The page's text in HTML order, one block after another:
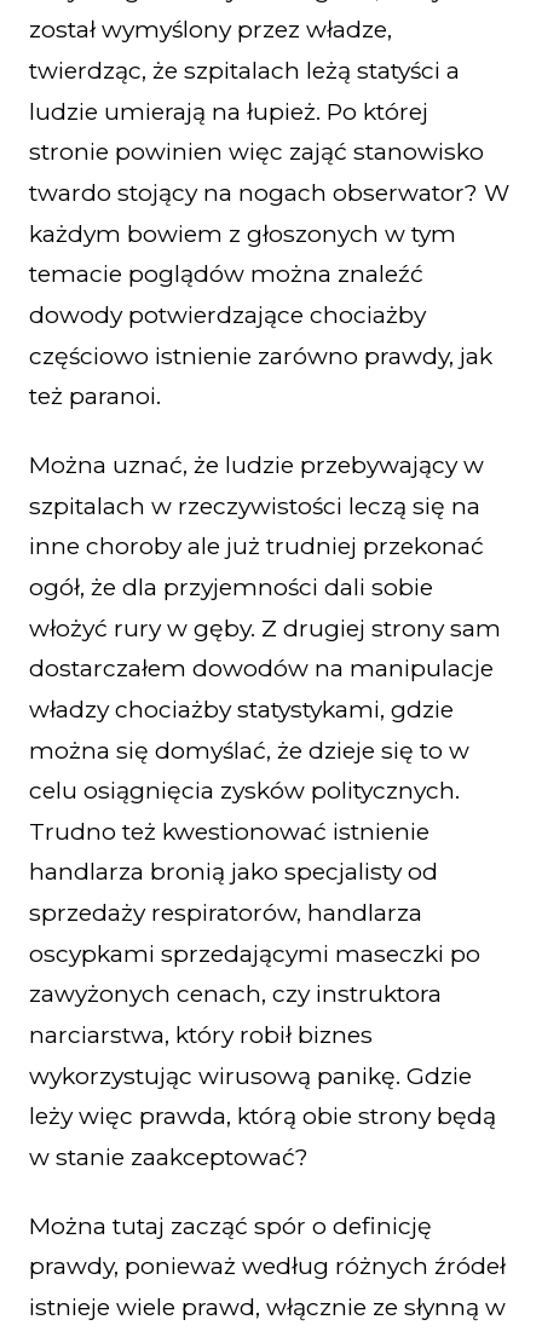
został wymyślony przez władze,
twierdząc, że szpitalach leżą statyści a
ludzie umierają na łupież. Po której
stronie powinien więc zająć stanowisko
twardo stojący na nogach obserwator? W
każdym bowiem z głoszonych w tym
temacie poglądów można znaleźć
dowody potwierdzające chociażby
częściowo istnienie zarówno prawdy, jak
też paranoi.
Można uznać, że ludzie przebywający w
szpitalach w rzeczywistości leczą się na
inne choroby ale już trudniej przekonać
ogół, że dla przyjemności dali sobie
włożyć rury w gęby. Z drugiej strony sam
dostarczałem dowodów na manipulacje
władzy chociażby statystykami, gdzie
można się domyślać, że dzieje się to w
celu osiągnięcia zysków politycznych.
Trudno też kwestionować istnienie
handlarza bronią jako specjalisty od
sprzedaży respiratorów, handlarza
oscypkami sprzedającymi maseczki po
zawyżonych cenach, czy instruktora
narciarstwa, który robił biznes
wykorzystując wirusową panikę. Gdzie
leży więc prawda, którą obie strony będą
w stanie zaakceptować?
Można tutaj zacząć spór o definicję
prawdy, ponieważ według różnych źródeł
istnieje wiele prawd, włącznie ze słynną w